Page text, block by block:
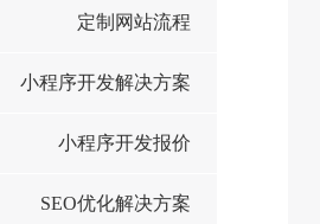
定制网站流程
小程序开发解决方案
小程序开发报价
SEO优化解决方案